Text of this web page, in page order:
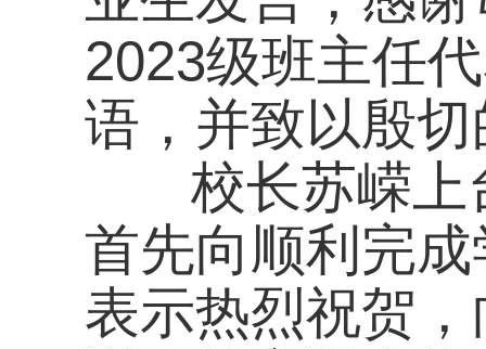
谢，她寄语全体成年
味着独立，更意味着
恩之心，坚守善良与
辨是非、坚守底线，
有理想、敢担当、能
随后，举行精彩纷
们自信闪耀尽情绽放